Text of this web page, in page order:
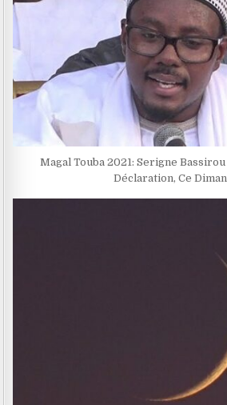
Magal Touba 2021: Serigne
Déclaration, Ce